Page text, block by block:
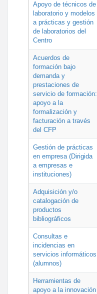
Apoyo de técnicos de
laboratorio y modelos
a prácticas y gestión
de laboratorios del
Centro
Acuerdos de
formación bajo
demanda y
prestaciones de
servicio de formación:
apoyo a la
formalización y
facturación a través
del CFP
Gestión de prácticas
en empresa (Dirigida
a empresas e
instituciones)
Adquisición y/o
catalogación de
productos
bibliográficos
Consultas e
incidencias en
servicios informáticos
(alumnos)
Herramientas de
apoyo a la innovación